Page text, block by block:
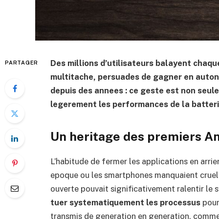
PARTAGER
Des millions d’utilisateurs balayent
multitache, persuades de gagner en
depuis des annees : ce geste est non
legerement les performances de la
Un heritage des premiers
L’habitude de fermer les applications en
epoque ou les smartphones manquaient
ouverte pouvait significativement ralentir le
tuer systematiquement les processus
transmis de generation en generation,